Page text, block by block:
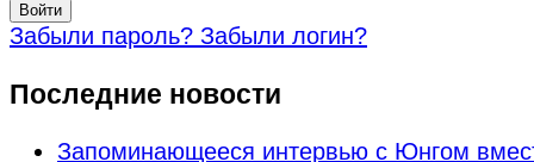
Войти
Забыли пароль? Забыли логин?
Последние новости
Запоминающееся интервью с Юнгом